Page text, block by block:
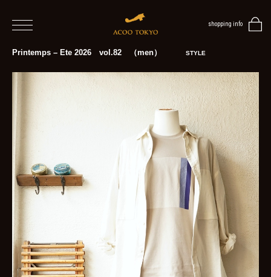
shopping info
home
BLOG
TOP
NEWS
MENS
Printemps – Ete 2026 vol.82 （men） STYLE